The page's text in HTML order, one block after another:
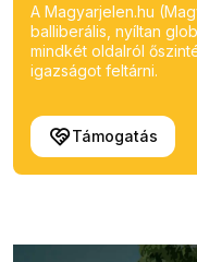
A Magyarjelen.hu
balliberális, nyíltan
mindkét oldalról
igazságot feltárni.
Támogatás